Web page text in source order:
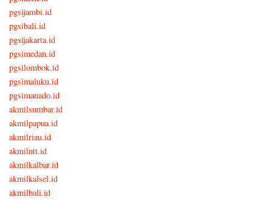
pgsijambi.id
pgsibali.id
pgsijakarta.id
pgsimedan.id
pgsilombok.id
pgsimaluku.id
pgsimanado.id
akmilsumbar.id
akmilpapua.id
akmilriau.id
akmilntt.id
akmilkalbar.id
akmilkalsel.id
akmilbali.id